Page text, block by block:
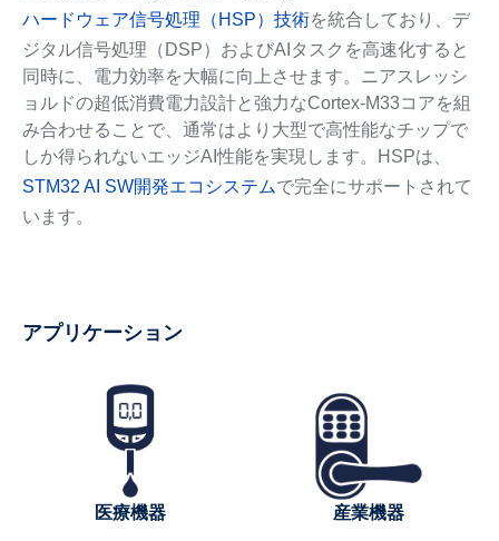
ハードウェア信号処理（HSP）技術を統合しており、デ
ジタル信号処理（DSP）およびAIタスクを高速化すると
同時に、電力効率を大幅に向上させます。ニアスレッシ
ョルドの超低消費電力設計と強力なCortex-M33コアを組
み合わせることで、通常はより大型で高性能なチップで
しか得られないエッジAI性能を実現します。HSPは、
STM32 AI SW開発エコシステムで完全にサポートされて
います。
アプリケーション
医療機器 産業機器